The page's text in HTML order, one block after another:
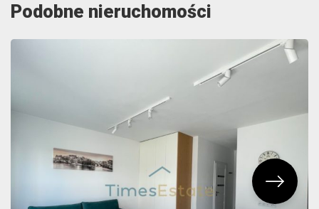
Podobne nieruchomości